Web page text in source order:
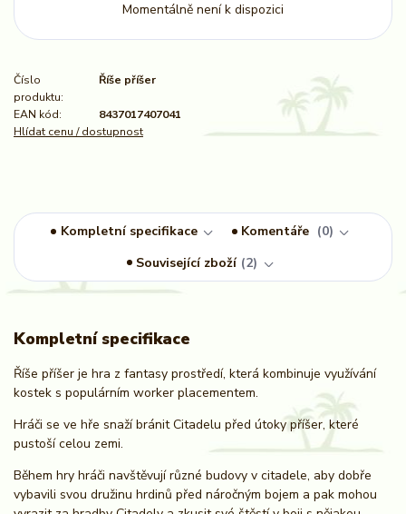
Momentálně není k dispozici
Číslo
produktu:
Říše příšer
EAN kód:
8437017407041
Hlídat cenu / dostupnost
Kompletní specifikace Komentáře
0
Související zboží 2
Kompletní specifikace
Říše příšer je hra z fantasy prostředí, která kombinuje využívání
kostek s populárním worker placementem.
Hráči se ve hře snaží bránit Citadelu před útoky příšer, které
pustoší celou zemi.
Během hry hráči navštěvují různé budovy v citadele, aby dobře
vybavili svou družinu hrdinů před náročným bojem a pak mohou